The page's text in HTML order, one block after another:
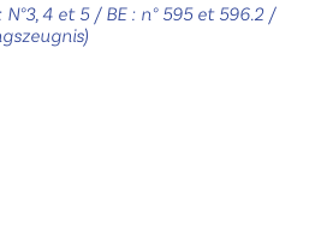
N°3, 4 et 5 / BE : n° 595 et 596.2 /